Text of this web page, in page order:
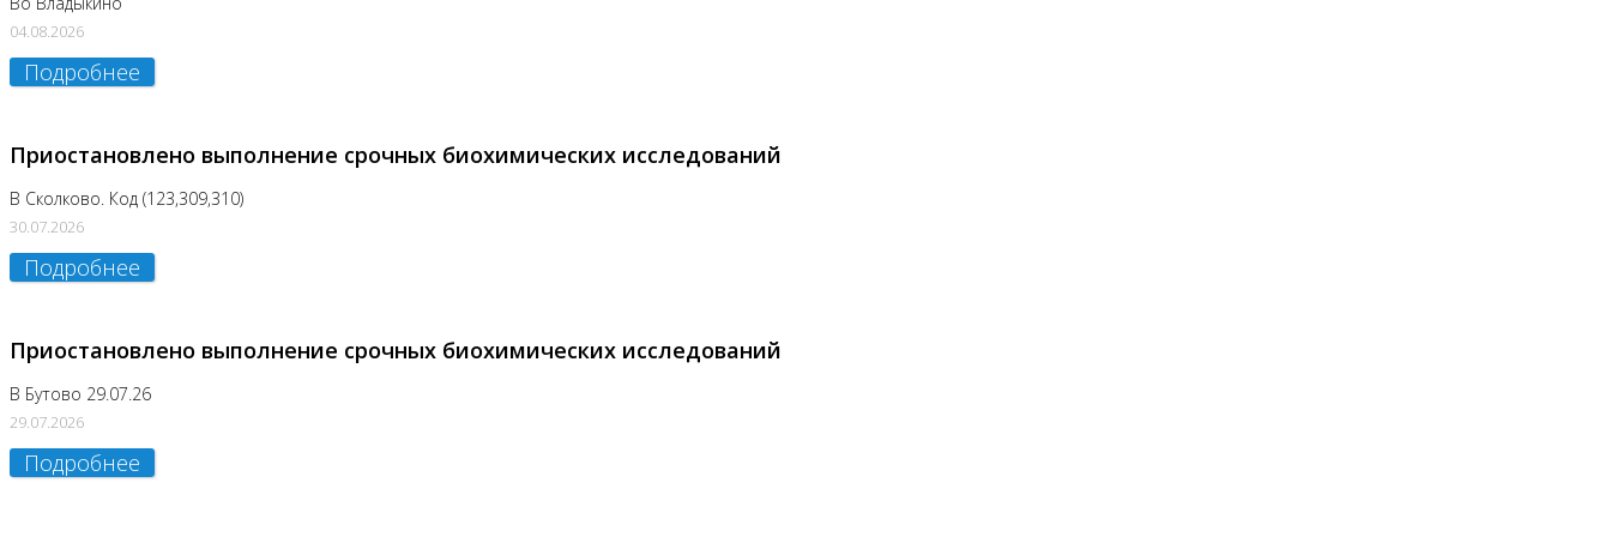
04.08.2026
Подробнее
Приостановлено выполнение срочных биохимических исследований
В Сколково. Код (123,309,310)
30.07.2026
Подробнее
Приостановлено выполнение срочных биохимических исследований
В Бутово 29.07.26
29.07.2026
Подробнее